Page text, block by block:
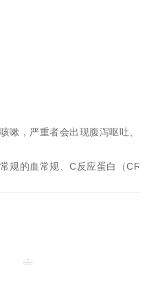
嗽，严重者会出现腹泻呕吐、
规的血常规、C反应蛋白（